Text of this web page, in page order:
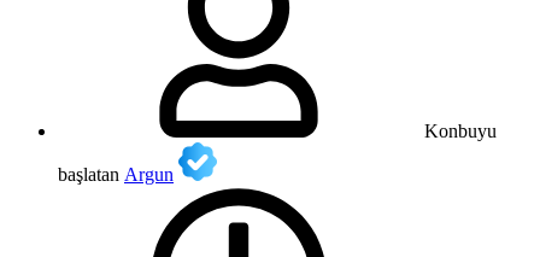
Konbuyu
başlatan Argun